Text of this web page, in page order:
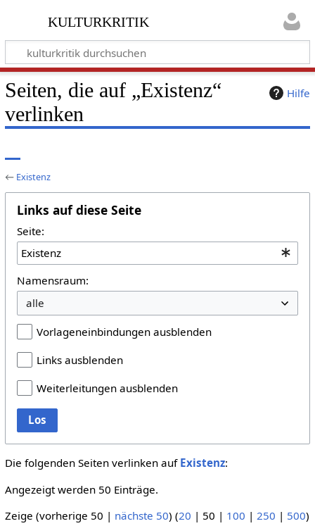
kulturkritik
Hilfe
Seiten, die auf „Existenz“
verlinken
← Existenz
Links auf diese Seite
Seite:
Namensraum:
Vorlageneinbindungen ausblenden
Links ausblenden
Weiterleitungen ausblenden
Los
Die folgenden Seiten verlinken auf Existenz:
Angezeigt werden 50 Einträge.
Zeige (vorherige 50 | nächste 50) (20 | 50 | 100 | 250 | 500)